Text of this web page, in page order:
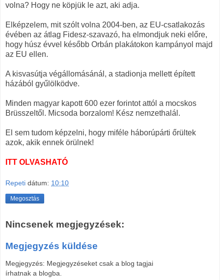
volna? Hogy ne köpjük le azt, aki adja.
Elképzelem, mit szólt volna 2004-ben, az EU-csatlakozás
évében az átlag Fidesz-szavazó, ha elmondjuk neki előre,
hogy húsz évvel később Orbán plakátokon kampányol majd
az EU ellen.
A kisvasútja végállomásánál, a stadionja mellett épített
házából gyűlölködve.
Minden magyar kapott 600 ezer forintot attól a mocskos
Brüsszeltől. Micsoda borzalom! Kész nemzethalál.
El sem tudom képzelni, hogy miféle háborúpárti őrültek
azok, akik ennek örülnek!
ITT OLVASHATÓ
Repeti dátum: 10:10
Megosztás
Nincsenek megjegyzések:
Megjegyzés küldése
Megjegyzés: Megjegyzéseket csak a blog tagjai
írhatnak a blogba.